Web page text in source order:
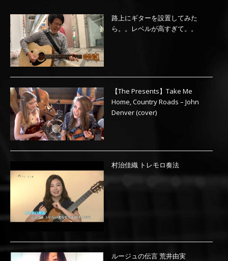
路上にギターを設置してみた
ら。。レベルが高すぎて。。
【The Presents】Take Me
Home, Country Roads – John
Denver (cover)
村治佳織 トレモロ奏法
ルージュの伝言 荒井由実